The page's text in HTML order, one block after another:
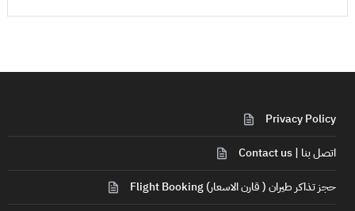
Privacy Policy
اتصل بنا | Contact us
حجز تذاكر طيران ( قارن الاسعار) Flight Booking